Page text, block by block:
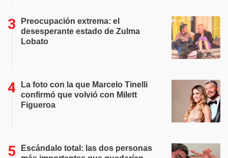
Preocupación extrema: el
desesperante estado de Zulma
Lobato
La foto con la que Marcelo Tinelli
confirmó que volvió con Milett
Figueroa
Escándalo total: las dos personas